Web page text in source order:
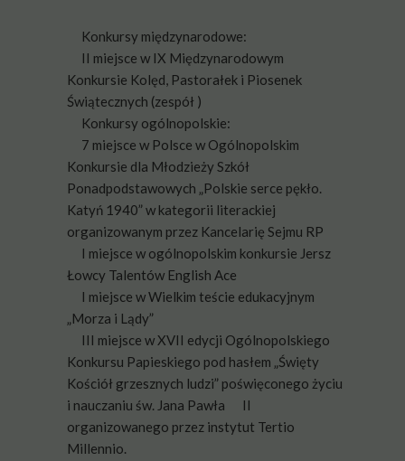
Konkursy międzynarodowe:
II miejsce w IX Międzynarodowym
Konkursie Kolęd, Pastorałek i Piosenek
Świątecznych (zespół )
Konkursy ogólnopolskie:
7 miejsce w Polsce w Ogólnopolskim
Konkursie dla Młodzieży Szkół
Ponadpodstawowych „Polskie serce pękło.
Katyń 1940” w kategorii literackiej
organizowanym przez Kancelarię Sejmu RP
I miejsce w ogólnopolskim konkursie Jersz
Łowcy Talentów English Ace
I miejsce w Wielkim teście edukacyjnym
„Morza i Lądy”
III miejsce w XVII edycji Ogólnopolskiego
Konkursu Papieskiego pod hasłem „Święty
Kościół grzesznych ludzi” poświęconego życiu
i nauczaniu św. Jana Pawła
II
organizowanego przez instytut Tertio
Millennio.